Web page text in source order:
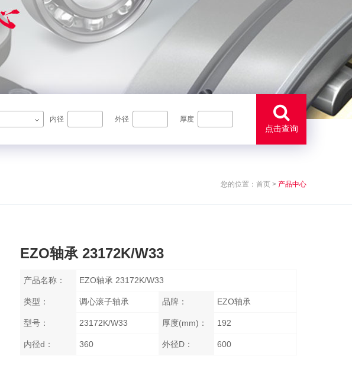
内径 外径 厚度
点击查询
您的位置： 首页 > 产品中心
EZO轴承 23172K/W33
产品名称： EZO轴承 23172K/W33
类型： 调心滚子轴承 品牌： EZO轴承
型号： 23172K/W33 厚度(mm)： 192
内径d： 360 外径D： 600